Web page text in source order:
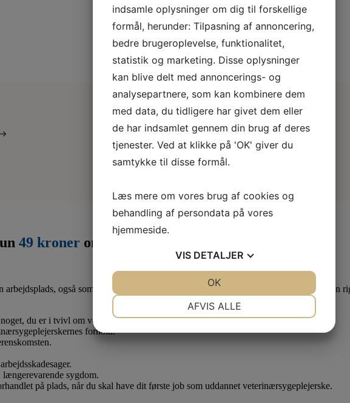
49 kroner om måneden
også som lærling eller elev. Derfor er det en god idé at være medlem af en
du er i tvivl om vedr. dine løn- og arbejdsforhold.
forhold.
sygdom.
på plads, når du skal have dit første job som uddannet veterinærsygeplejerske.
indsamle oplysninger om dig til forskellige
formål, herunder: Tilpasning af annoncering,
bedre brugeroplevelse, funktionalitet,
statistik og marketing. Disse oplysninger
kan blive delt med annoncerings- og
analysepartnere, som kan kombinere dem
med data, du tidligere har givet dem eller
de har indsamlet gennem din brug af deres
tjenester. Ved at klikke på 'OK' giver du
samtykke til disse formål.
Læs mere om vores brug af cookies og
behandling af persondata på vores
hjemmeside.
VIS DETALJER
AFVIS ALLE
OK